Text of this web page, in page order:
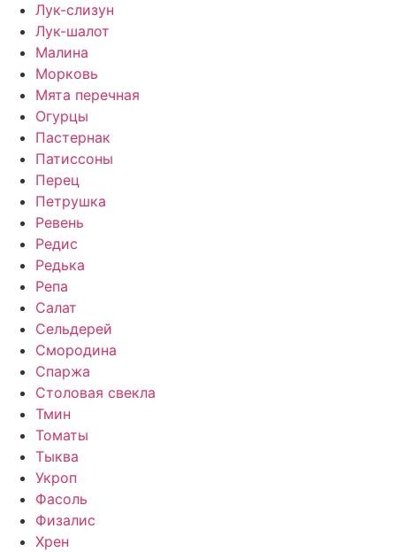
Лук-слизун
Лук-шалот
Малина
Морковь
Мята перечная
Огурцы
Пастернак
Патиссоны
Перец
Петрушка
Ревень
Редис
Редька
Репа
Салат
Сельдерей
Смородина
Спаржа
Столовая свекла
Тмин
Томаты
Тыква
Укроп
Фасоль
Физалис
Хрен